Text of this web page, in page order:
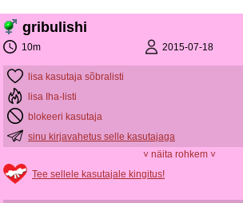
gribulishi
10m 2015-07-18
lisa kasutaja sõbralisti
lisa Iha-listi
blokeeri kasutaja
sinu kirjavahetus selle kasutajaga
˅ näita rohkem ˅
Tee sellele kasutajale kingitus!